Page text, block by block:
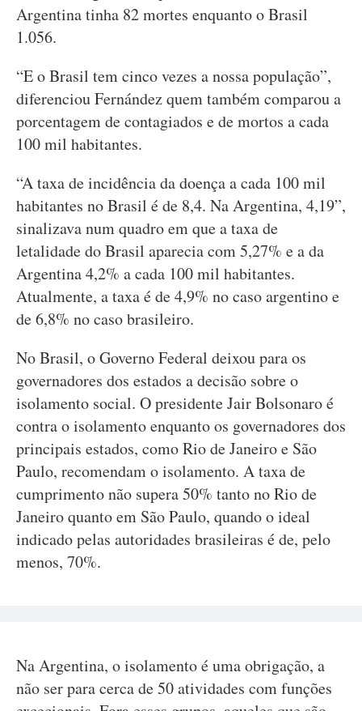
Argentina tinha 82 mortes enquanto o Brasil
1.056.
“E o Brasil tem cinco vezes a nossa população”,
diferenciou Fernández quem também comparou a
porcentagem de contagiados e de mortos a cada
100 mil habitantes.
“A taxa de incidência da doença a cada 100 mil
habitantes no Brasil é de 8,4. Na Argentina, 4,19”,
sinalizava num quadro em que a taxa de
letalidade do Brasil aparecia com 5,27% e a da
Argentina 4,2% a cada 100 mil habitantes.
Atualmente, a taxa é de 4,9% no caso argentino e
de 6,8% no caso brasileiro.
No Brasil, o Governo Federal deixou para os
governadores dos estados a decisão sobre o
isolamento social. O presidente Jair Bolsonaro é
contra o isolamento enquanto os governadores dos
principais estados, como Rio de Janeiro e São
Paulo, recomendam o isolamento. A taxa de
cumprimento não supera 50% tanto no Rio de
Janeiro quanto em São Paulo, quando o ideal
indicado pelas autoridades brasileiras é de, pelo
menos, 70%.
Na Argentina, o isolamento é uma obrigação, a
não ser para cerca de 50 atividades com funções